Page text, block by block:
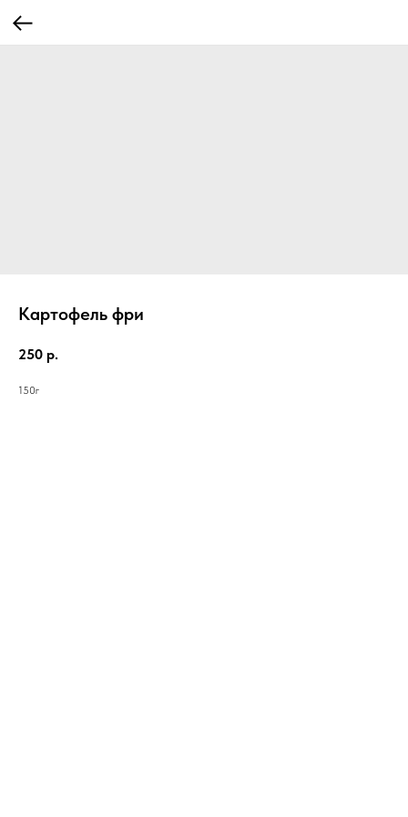
Картофель фри
250 р.
150г